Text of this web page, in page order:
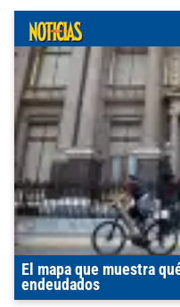
El mapa que muestra
endeudados